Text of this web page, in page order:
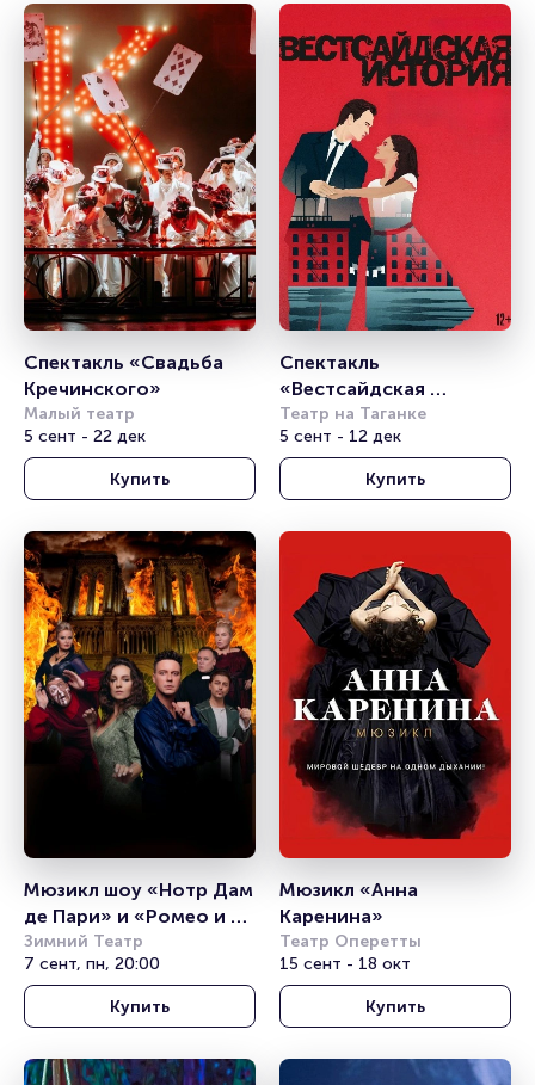
Спектакль «Свадьба
Кречинского»
Малый театр
5 сент - 22 дек
Купить
Спектакль
«Вестсайдская
история»
Театр на Таганке
5 сент - 12 дек
Купить
Мюзикл шоу «Нотр Дам
де Пари» и «Ромео и
Джульетта»
Зимний Театр
7 сент, пн, 20:00
Купить
Мюзикл «Анна
Каренина»
Театр Оперетты
15 сент - 18 окт
Купить